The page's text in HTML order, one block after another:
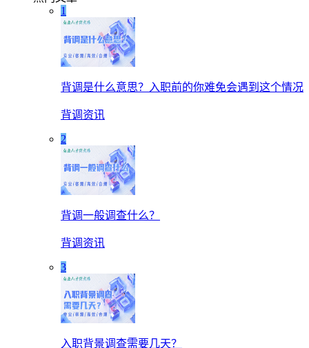
1
背调是什么意思？入职前的你难免会遇到这个情况
背调资讯
2
背调一般调查什么？
背调资讯
3
入职背景调查需要几天？